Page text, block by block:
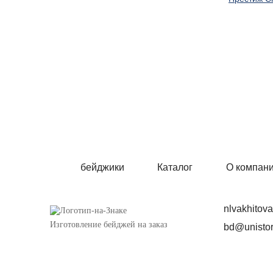
бейджики Каталог О
Изготовление бейджей на заказ